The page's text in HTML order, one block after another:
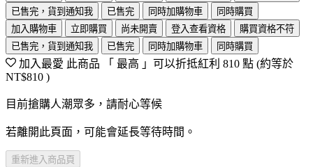
已售完，貨到通知我
已售完 同時加購物車
同時購買
加入購物車
立即購買 尚未開賣 登入查看資格
購買資格不符
已售完，貨到通知我
已售完 同時加購物車 同時購買
加入最愛 此商品 「 最高 」可以折抵紅利 810 點 (約等於
NT$810 )
目前搶購人潮眾多，請耐心等候
若離開此頁面，可能會延長等待時間。
重新進入商品頁